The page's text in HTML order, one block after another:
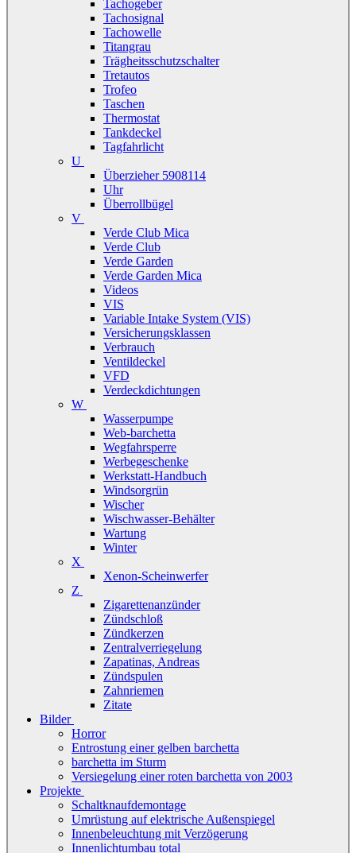
Tachogeber
Tachosignal
Tachowelle
Titangrau
Trägheitsschutzschalter
Tretautos
Trofeo
Taschen
Thermostat
Tankdeckel
Tagfahrlicht
U
Überzieher 5908114
Uhr
Überrollbügel
V
Verde Club Mica
Verde Club
Verde Garden
Verde Garden Mica
Videos
VIS
Variable Intake System (VIS)
Versicherungsklassen
Verbrauch
Ventildeckel
VFD
Verdeckdichtungen
W
Wasserpumpe
Web-barchetta
Wegfahrsperre
Werbegeschenke
Werkstatt-Handbuch
Windsorgrün
Wischer
Wischwasser-Behälter
Wartung
Winter
X
Xenon-Scheinwerfer
Z
Zigarettenanzünder
Zündschloß
Zündkerzen
Zentralverriegelung
Zapatinas, Andreas
Zündspulen
Zahnriemen
Zitate
Bilder
Horror
Entrostung einer gelben barchetta
barchetta im Sturm
Versiegelung einer roten barchetta von 2003
Projekte
Schaltknaufdemontage
Umrüstung auf elektrische Außenspiegel
Innenbeleuchtung mit Verzögerung
Innenlichtumbau total